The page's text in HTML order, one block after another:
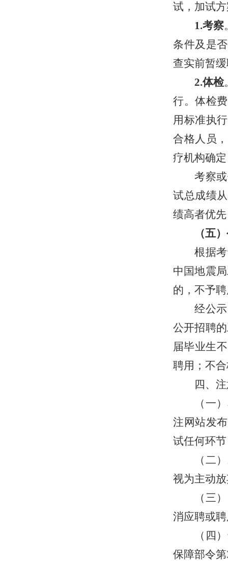
试，加试
1.考察
条件及 是
查实前暂
2.体检
行。体检
用标准执行
合格人员
疗机构确
考察或
试总成绩
绩高者优先
（五
根据
中国地震
的 ， 不予
经公
公开招聘的
届毕业生
聘用；不
四、
（一）
注网站发
试任何环
（二
视为主动
（三
消应聘或
（ 四
保障部令第